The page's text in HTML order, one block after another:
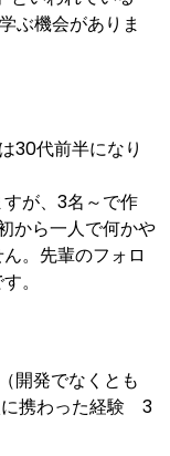
ぶ機会がありま
30代前半になり
が、3名～で作
から一人で何かや
。先輩のフォロ
。
開発でなくとも
に携わった経験 3